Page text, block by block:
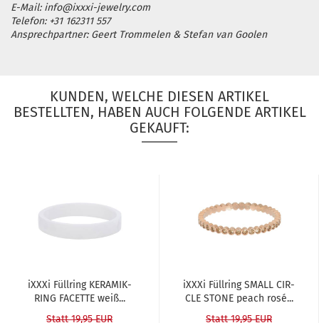
E-Mail: info@ixxxi-jewelry.com
Telefon: +31 162311 557
Ansprechpartner: Geert Trommelen & Stefan van Goolen
KUNDEN, WELCHE DIESEN ARTIKEL
BESTELLTEN, HABEN AUCH FOLGENDE ARTIKEL
GEKAUFT:
iXXXi Füll­ring KE­RA­MIK­
RING FA­CET­TE weiß...
Statt 19,95 EUR
iXXXi Füll­ring SMALL CIR­
CLE STONE peach rosé...
Statt 19,95 EUR